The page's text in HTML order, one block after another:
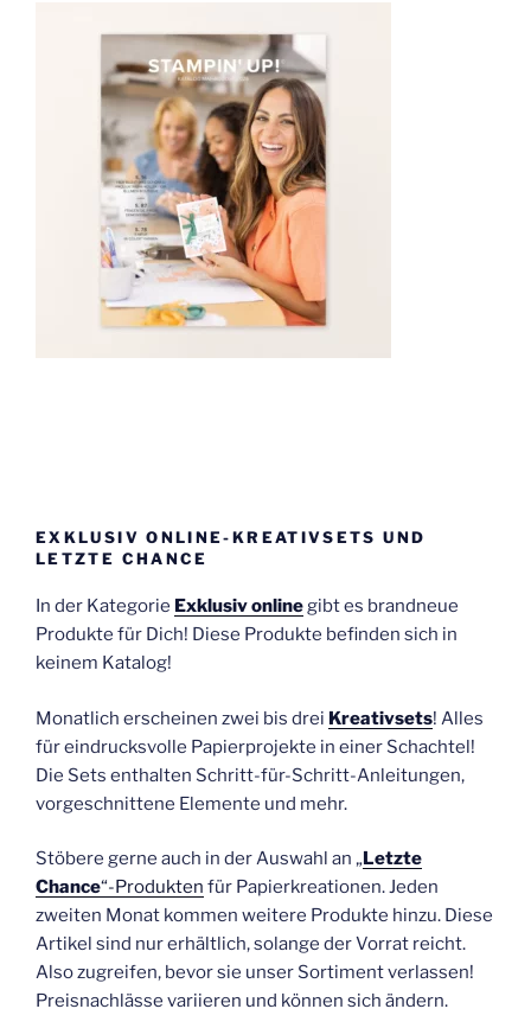
EXKLUSIV ONLINE-KREATIVSETS UND
LETZTE CHANCE
In der Kategorie Exklusiv onlinegibt es brandneue
Produkte für Dich! Diese Produkte befinden sich in
keinem Katalog!
Monatlich erscheinen zwei bis drei Kreativsets! Alles
für eindrucksvolle Papierprojekte in einer Schachtel!
Die Sets enthalten Schritt-für-Schritt-Anleitungen,
vorgeschnittene Elemente und mehr.
Stöbere gerne auch in der Auswahl an „ Letzte
Chance“-Produkten für Papierkreationen. Jeden
zweiten Monat kommen weitere Produkte hinzu. Diese
Artikel sind nur erhältlich, solange der Vorrat reicht.
Also zugreifen, bevor sie unser Sortiment verlassen!
Preisnachlässe variieren und können sich ändern.